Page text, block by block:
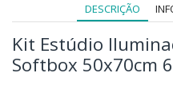
DESCRIÇÃO
Kit Estúdio
Softbox 50x70cm